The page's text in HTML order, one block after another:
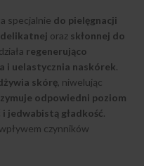
specjalnie do pielęgnacji
delikatnej oraz skłonnej do
regenerująco
i uelastycznia naskórek.
skórę, niwelując
odpowiedni poziom
jedwabistą gładkość.
czynników